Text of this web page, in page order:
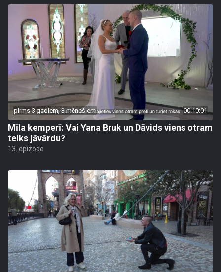
pirms 3 gadiem, 3 mēnešiem 00:10:01
Mīla kemperī: Vai Yana Bruk un Dāvids viens otram
teiks jāvārdu?
13. epizode